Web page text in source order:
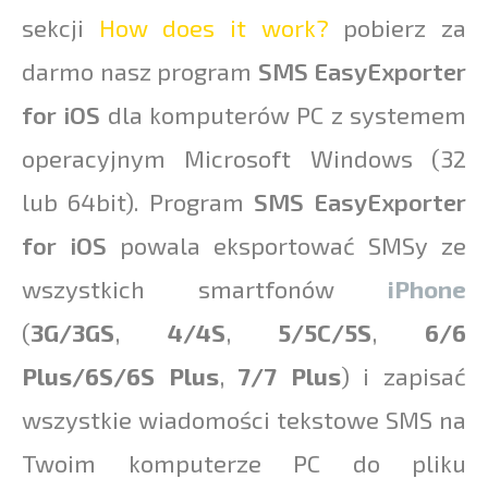
sekcji How does it work? pobierz za
darmo nasz program SMS EasyExporter
for iOS dla komputerów PC z systemem
operacyjnym Microsoft Windows (32
lub 64bit). Program SMS EasyExporter
for iOS powala eksportować SMSy ze
wszystkich smartfonów iPhone
(3G/3GS, 4/4S, 5/5C/5S, 6/6
Plus/6S/6S Plus, 7/7 Plus) i zapisać
wszystkie wiadomości tekstowe SMS na
Twoim komputerze PC do pliku